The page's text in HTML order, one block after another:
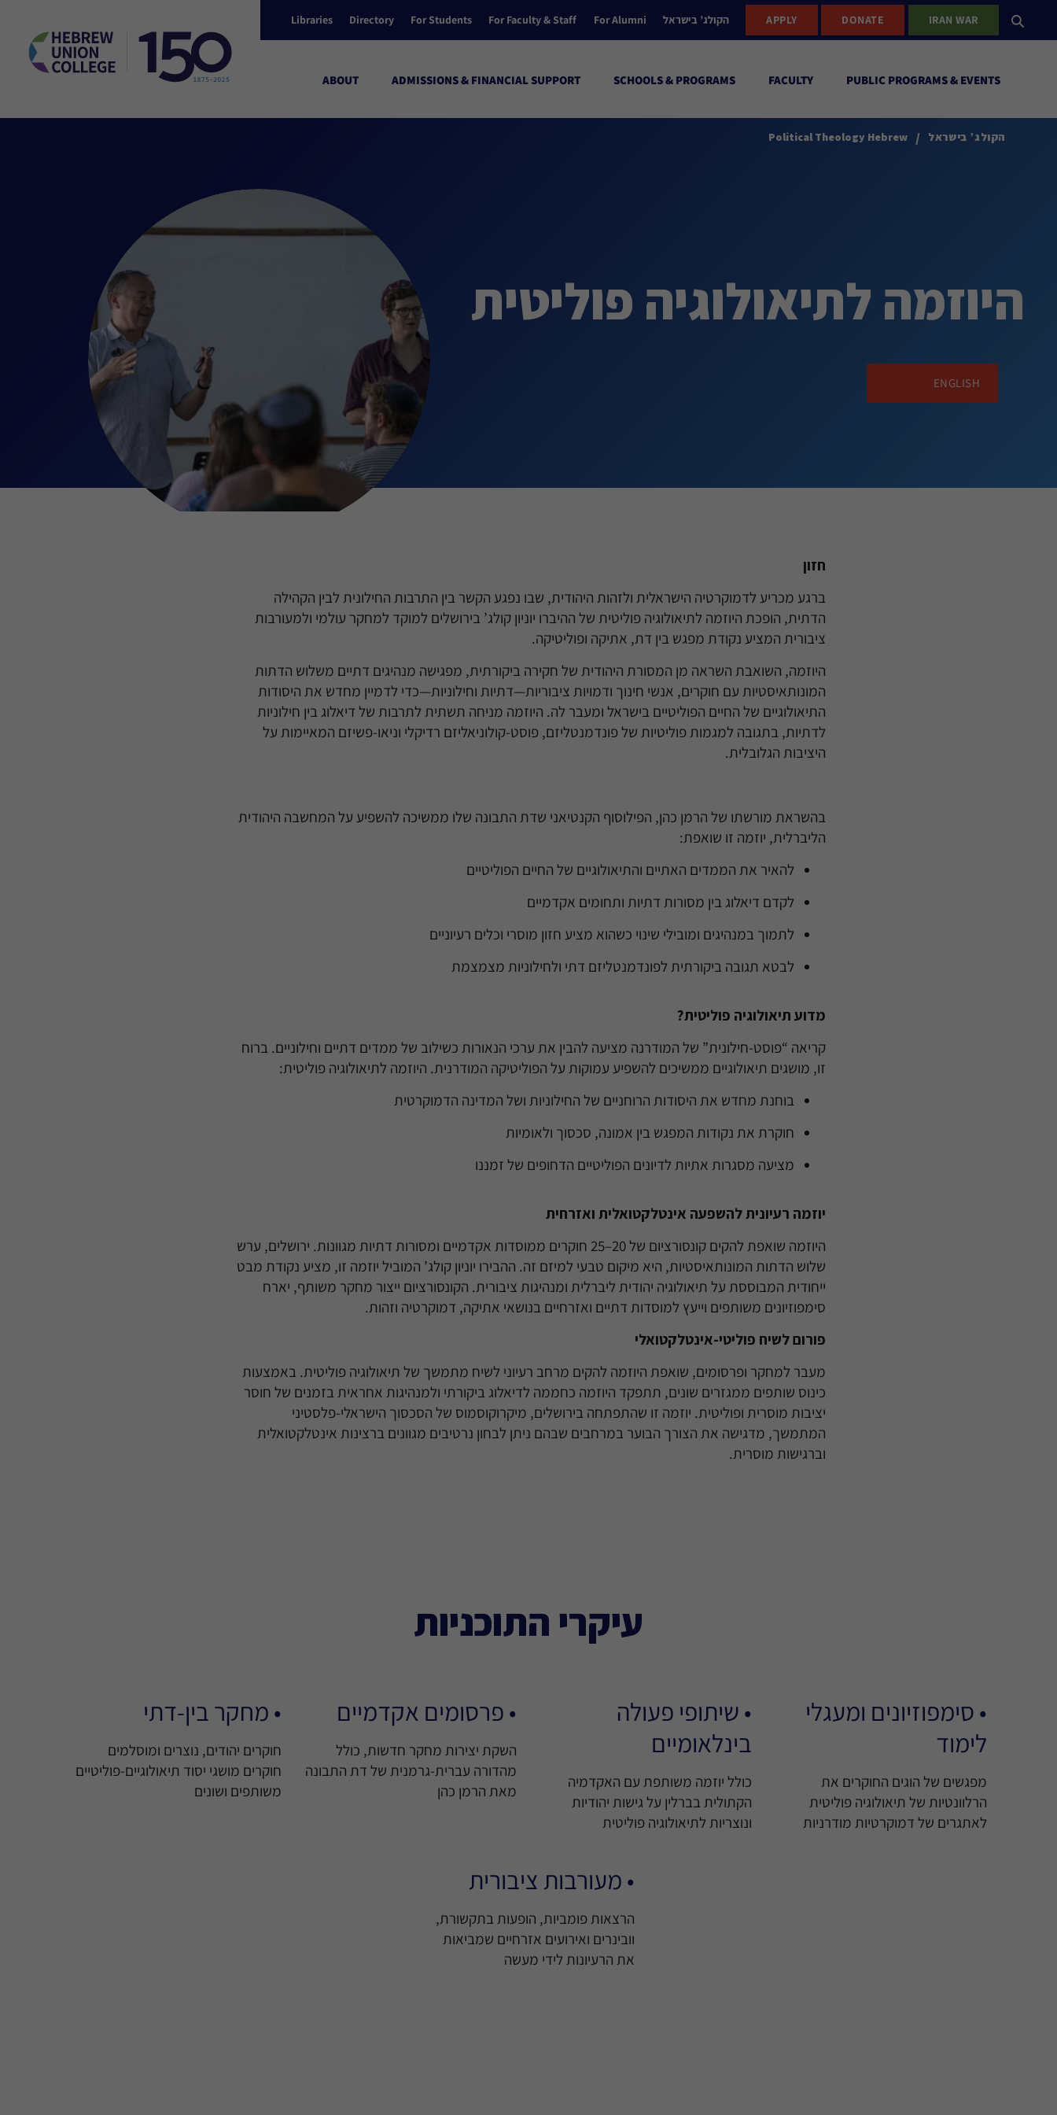
Libraries Directory For Students For Faculty & Staff For Alumni הקולג’ בישראל APPLY DONATE IRAN WAR
ABOUT ADMISSIONS & FINANCIAL SUPPORT SCHOOLS & PROGRAMS FACULTY PUBLIC PROGRAMS & EVENTS
הקולג’ בישראל /
Political Theology Hebrew
היוזמה לתיאולוגיה פוליטית
ENGLISH
חזון
ברגע מכריע לדמוקרטיה הישראלית ולזהות היהודית, שבו נפגע הקשר בין התרבות החילונית לבין הקהילה
הדתית, הופכת היוזמה לתיאולוגיה פוליטית של ההיברו יוניון קולג’ בירושלים למוקד למחקר עולמי ולמעורבות
ציבורית המציע נקודת מפגש בין דת, אתיקה ופוליטיקה.
היוזמה, השואבת השראה מן המסורת היהודית של חקירה ביקורתית, מפגישה מנהיגים דתיים משלוש הדתות
המונותאיסטיות עם חוקרים, אנשי חינוך ודמויות ציבוריות—דתיות וחילוניות—כדי לדמיין מחדש את היסודות
התיאולוגיים של החיים הפוליטיים בישראל ומעבר לה. היוזמה מניחה תשתית לתרבות של דיאלוג בין חילוניות
לדתיות, בתגובה למגמות פוליטיות של פונדמנטליזם, פוסט-קולוניאליזם רדיקלי וניאו-פשיזם המאיימות על
היציבות הגלובלית.
בהשראת מורשתו של הרמן כהן, הפילוסוף הקנטיאני שדת התבונה שלו ממשיכה להשפיע על המחשבה היהודית
הליברלית, יוזמה זו שואפת:
להאיר את הממדים האתיים והתיאולוגיים של החיים הפוליטיים
לקדם דיאלוג בין מסורות דתיות ותחומים אקדמיים
לתמוך במנהיגים ומובילי שינוי כשהוא מציע חזון מוסרי וכלים רעיוניים
לבטא תגובה ביקורתית לפונדמנטליזם דתי ולחילוניות מצמצמת
מדוע תיאולוגיה פוליטית?
קריאה “פוסט-חילונית” של המודרנה מציעה להבין את ערכי הנאורות כשילוב של ממדים דתיים וחילוניים. ברוח
זו, מושגים תיאולוגיים ממשיכים להשפיע עמוקות על הפוליטיקה המודרנית. היוזמה לתיאולוגיה פוליטית:
בוחנת מחדש את היסודות הרוחניים של החילוניות ושל המדינה הדמוקרטית
חוקרת את נקודות המפגש בין אמונה, סכסוך ולאומיות
מציעה מסגרות אתיות לדיונים הפוליטיים הדחופים של זמננו
יוזמה רעיונית להשפעה אינטלקטואלית ואזרחית
היוזמה שואפת להקים קונסורציום של 20–25 חוקרים ממוסדות אקדמיים ומסורות דתיות מגוונות. ירושלים, ערש
שלוש הדתות המונותאיסטיות, היא מיקום טבעי למיזם זה. ההבירו יוניון קולג’ המוביל יוזמה זו, מציע נקודת מבט
ייחודית המבוססת על תיאולוגיה יהודית ליברלית ומנהיגות ציבורית. הקונסורציום ייצור מחקר משותף, יארח
סימפוזיונים משותפים וייעץ למוסדות דתיים ואזרחיים בנושאי אתיקה, דמוקרטיה וזהות.
פורום לשיח פוליטי-אינטלקטואלי
מעבר למחקר ופרסומים, שואפת היוזמה להקים מרחב רעיוני לשיח מתמשך של תיאולוגיה פוליטית. באמצעות
כינוס שותפים ממגזרים שונים, תתפקד היוזמה כחממה לדיאלוג ביקורתי ולמנהיגות אחראית בזמנים של חוסר
יציבות מוסרית ופוליטית. יוזמה זו שהתפתחה בירושלים, מיקרוקוסמוס של הסכסוך הישראלי-פלסטיני
המתמשך, מדגישה את הצורך הבוער במרחבים שבהם ניתן לבחון נרטיבים מגוונים ברצינות אינטלקטואלית
וברגישות מוסרית.
עיקרי התוכניות
• סימפוזיונים ומעגלי
לימוד
מפגשים של הוגים החוקרים את
הרלוונטיות של תיאולוגיה פוליטית
לאתגרים של דמוקרטיות מודרניות
• שיתופי פעולה
בינלאומיים
כולל יוזמה משותפת עם האקדמיה
הקתולית בברלין על גישות יהודיות
ונוצריות לתיאולוגיה פוליטית
• פרסומים אקדמיים
השקת יצירות מחקר חדשות, כולל
מהדורה עברית-גרמנית של דת התבונה
מאת הרמן כהן
• מחקר בין-דתי
חוקרים יהודים, נוצרים ומוסלמים
חוקרים מושגי יסוד תיאולוגיים-פוליטיים
משותפים ושונים
• מעורבות ציבורית
הרצאות פומביות, הופעות בתקשורת,
וובינרים ואירועים אזרחיים שמביאות
את הרעיונות לידי מעשה